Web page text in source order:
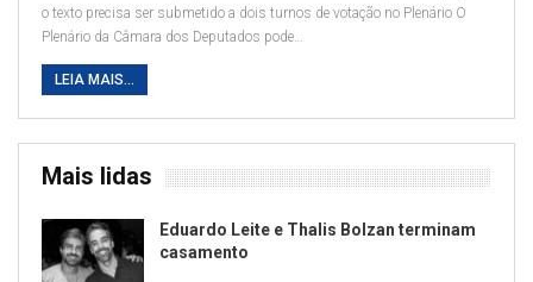
o texto precisa ser submetido a dois turnos de votação no Plenário O
Plenário da Câmara dos Deputados pode…
LEIA MAIS...
Mais lidas
Eduardo Leite e Thalis Bolzan terminam
casamento